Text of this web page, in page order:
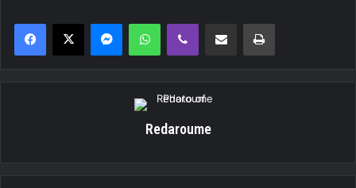
MessengerWhatsAppViber Κοινοποίηση μέσω ηλεκτρονικού ταχυδρομείουΕκτύπωση
Redaroume